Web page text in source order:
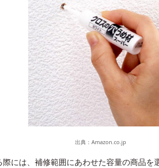
出典： Amazon.co.jp
には、補修範囲にあわせた容量の商品を